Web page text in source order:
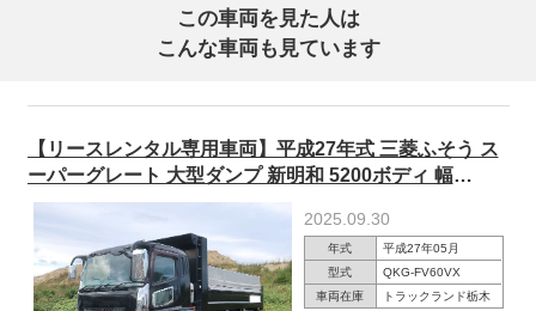
この車両を見た人は
こんな車両も見ています
【リースレンタル専用車両】平成27年式 三菱ふそう ス
ーパーグレート 大型ダンプ 新明和 5200ボディ 幅
230cm 2デフ 380馬力 ★楽のりパック施工済み！★
2025.09.30
年式
平成27年05月
型式
QKG-FV60VX
車両在庫
トラックランド栃木